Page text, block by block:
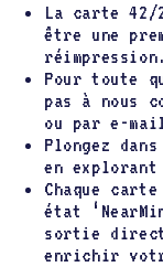
La carte
être une
réimpression.
Pour toute
pas à nous
ou par e-
Plongez
en
Chaque
état
sortie
enrichir